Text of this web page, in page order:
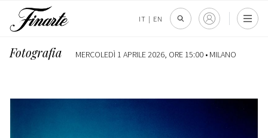
IT | EN
Fotografia MERCOLEDÌ 1 APRILE 2026, ORE 15:00 • MILANO